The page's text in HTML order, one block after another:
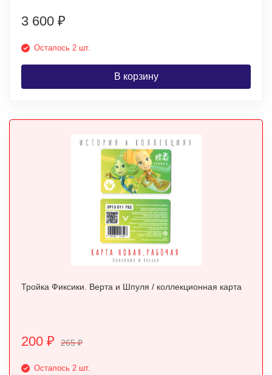
3 600 ₽
Осталось 2 шт.
В корзину
Тройка Фиксики. Верта и Шпуля / коллекционная карта
200 ₽ 265₽
Осталось 2 шт.